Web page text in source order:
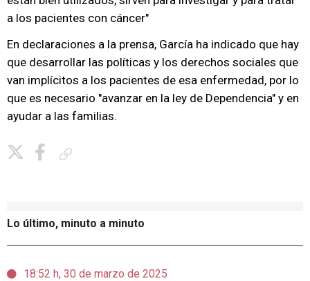
a los pacientes con cáncer"
En declaraciones a la prensa, García ha indicado que hay
que desarrollar las políticas y los derechos sociales que
van implícitos a los pacientes de esa enfermedad, por lo
que es necesario "avanzar en la ley de Dependencia" y en
ayudar a las familias.
Lo último, minuto a minuto
18:52 h, 30 de marzo de 2025